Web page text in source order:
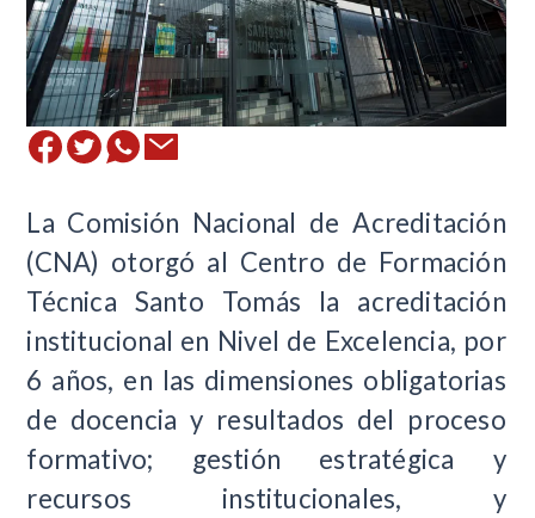
La Comisión Nacional de Acreditación
(CNA) otorgó al Centro de Formación
Técnica Santo Tomás la acreditación
institucional en Nivel de Excelencia, por
6 años, en las dimensiones obligatorias
de docencia y resultados del proceso
formativo; gestión estratégica y
recursos institucionales, y